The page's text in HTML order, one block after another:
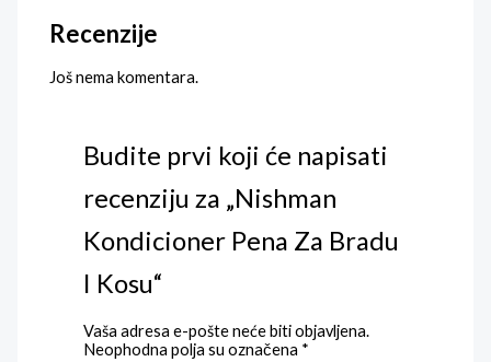
Recenzije
Još nema komentara.
Budite prvi koji će napisati
recenziju za „Nishman
Kondicioner Pena Za Bradu
I Kosu“
Vaša adresa e-pošte neće biti objavljena.
Neophodna polja su označena *